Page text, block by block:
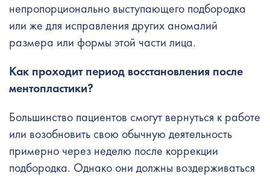
непропорционально выступающего подбородка
или же для исправления других аномалий
размера или формы этой части лица.
Как проходит период восстановления после
ментопластики?
Большинство пациентов смогут вернуться к работе
или возобновить свою обычную деятельность
примерно через неделю после коррекции
подбородка. Однако они должны воздерживаться